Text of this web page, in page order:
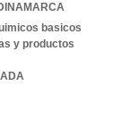
basicos
y productos